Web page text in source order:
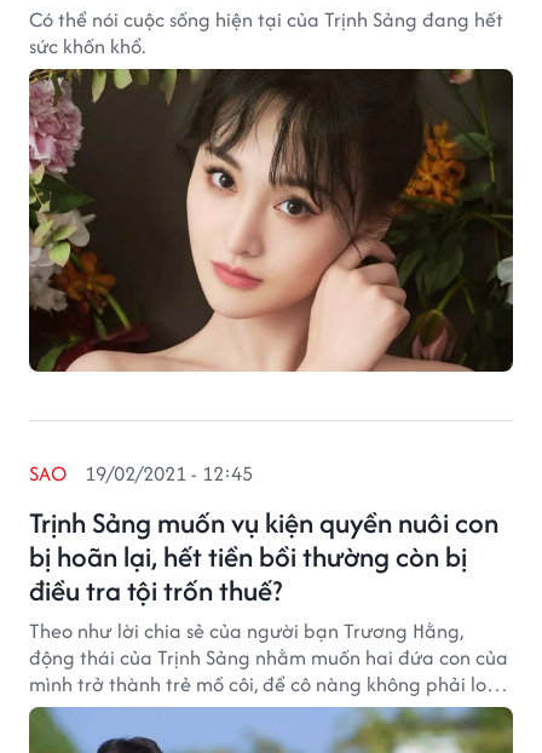
Có thể nói cuộc sống hiện tại của Trịnh Sảng đang hết
sức khốn khổ.
Trịnh Sảng muốn vụ kiện quyền nuôi con
bị hoãn lại, hết tiền bồi thường còn bị
điều tra tội trốn thuế?
SAO 19/02/2021 - 12:45
Theo như lời chia sẻ của người bạn Trương Hằng,
động thái của Trịnh Sảng nhằm muốn hai đứa con của
mình trở thành trẻ mồ côi, để cô nàng không phải lo
nghĩ gì đến chuyện nuôi con hay dính dáng gì đến nhà
trai nữa.